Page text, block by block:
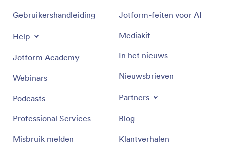
Gebruikershandleiding
Help
Jotform Academy
Webinars
Podcasts
Professional Services
Misbruik melden
Jotform-feiten voor AI
Mediakit
In het nieuws
Nieuwsbrieven
Partners
Blog
Klantverhalen